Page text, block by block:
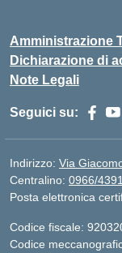
Amministrazione
Dichiarazione di
Note Legali
Seguici su:
Indirizzo: Via
Centralino: 0966/
Posta elettronica
Codice fiscale:
Codice